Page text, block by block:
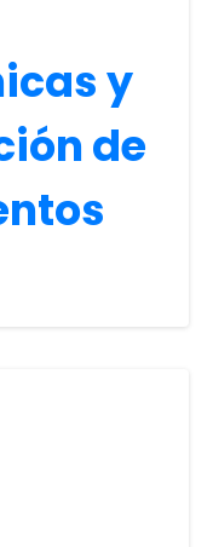
y
de